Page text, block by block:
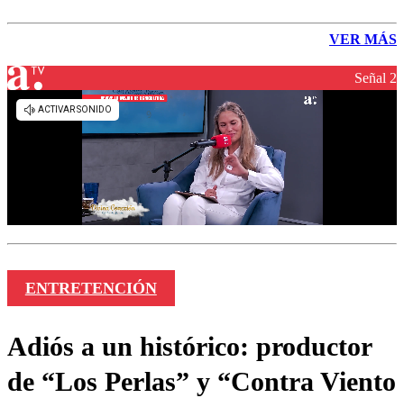
VER MÁS
Señal 2
ENTRETENCIÓN
Adiós a un histórico: productor
de “Los Perlas” y “Contra Viento